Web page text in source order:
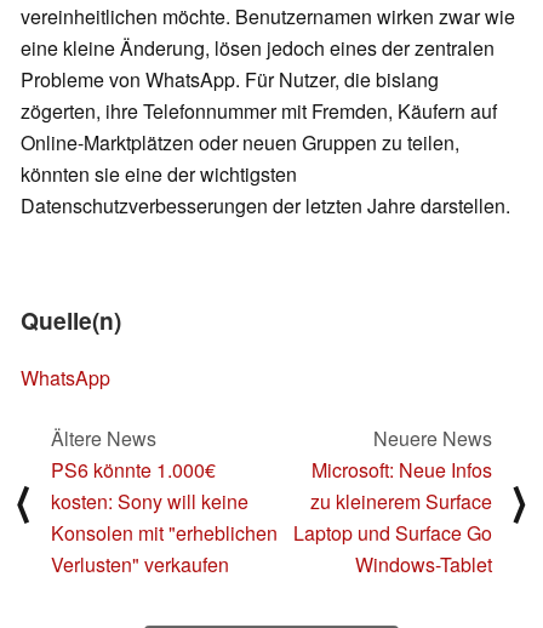
vereinheitlichen möchte. Benutzernamen wirken zwar wie
eine kleine Änderung, lösen jedoch eines der zentralen
Probleme von WhatsApp. Für Nutzer, die bislang
zögerten, ihre Telefonnummer mit Fremden, Käufern auf
Online-Marktplätzen oder neuen Gruppen zu teilen,
könnten sie eine der wichtigsten
Datenschutzverbesserungen der letzten Jahre darstellen.
Quelle(n)
WhatsApp
⟨
Ältere News
PS6 könnte 1.000€
kosten: Sony will keine
Konsolen mit "erheblichen
Verlusten" verkaufen
Neuere News
Microsoft: Neue Infos
zu kleinerem Surface
Laptop und Surface Go
Windows-Tablet
⟩